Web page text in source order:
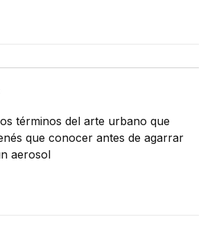
términos del arte urbano que
que conocer antes de agarrar
aerosol